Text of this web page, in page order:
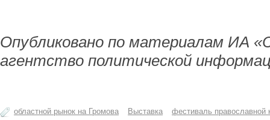
Опубликовано по материалам ИА
агентство политической
областной рынок на Громова Выставка фестиваль православной